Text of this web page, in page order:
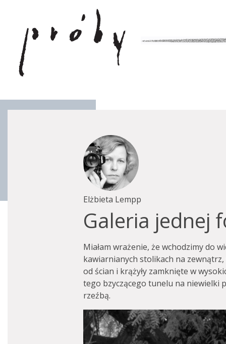
Elżbieta Lempp
Galeria jednej
Miałam wrażenie, że wchodzimy do
kawiarnianych stolikach na zewnątrz,
od ścian i krążyły zamknięte w
tego bzyczącego tunelu na niewielki
rzeźbą.